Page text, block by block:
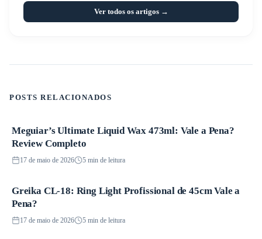
Ver todos os artigos →
POSTS RELACIONADOS
Produtos
Meguiar’s Ultimate Liquid Wax 473ml: Vale a Pena?
Review Completo
17 de maio de 2026 5 min de leitura
Produtos
Greika CL-18: Ring Light Profissional de 45cm Vale a
Pena?
17 de maio de 2026 5 min de leitura